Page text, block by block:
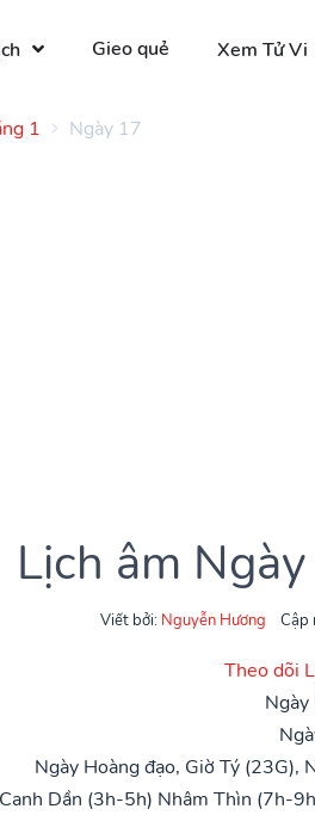
Gieo quẻ Xem Tử Vi
1 Ngày 17
Lịch âm
Viết bởi: Nguyễn Hương Cập
Theo dõi
Ngày
Ngày Hoàng đạo, Giờ Tý (23G),
Canh Dần (3h-5h) Nhâm Thìn (7h-